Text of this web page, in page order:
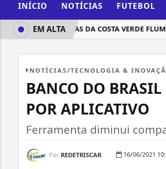
INÍCIO NOTÍCIAS FUTEBOL
LIDERANÇAS DA COSTA VERDE
EM ALTA
NOTÍCIAS/TECNOLOGIA &
BANCO DO BRASIL
POR APLICATIVO
Ferramenta diminui
Por REDETRISCAR 16/06/2021